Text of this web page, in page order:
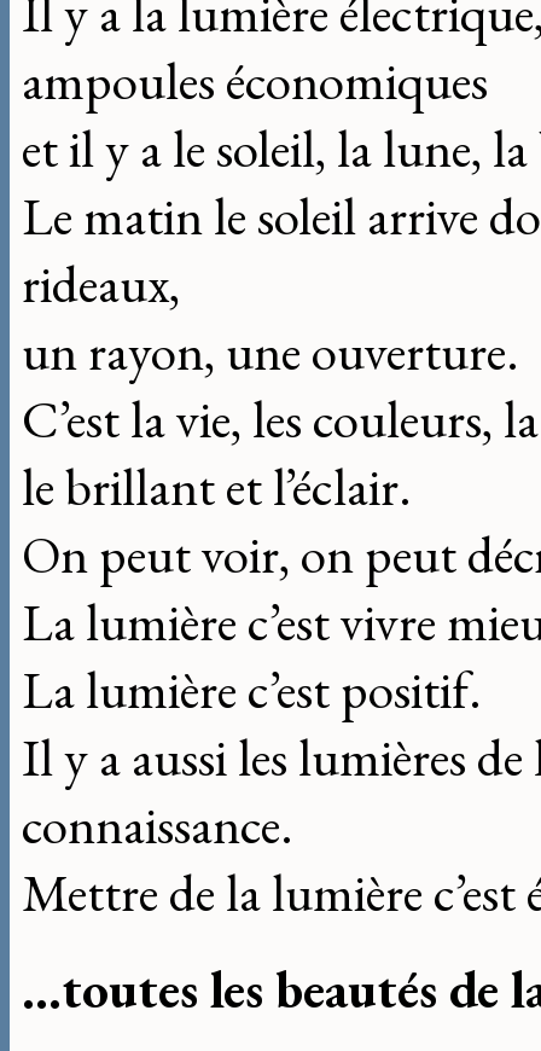
Il y a la lumière
ampoules économiques
et il y a le soleil, la lune,
Le matin le soleil arrive
rideaux,
un rayon, une ouverture.
C’est la vie, les couleurs,
le brillant et l’éclair.
On peut voir, on peut
La lumière c’est vivre
La lumière c’est positif.
Il y a aussi les lumières
connaissance.
Mettre de la lumière
...toutes les beautés de